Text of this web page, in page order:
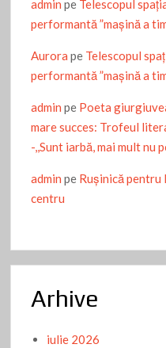
admin pe Telescopul
performantă ”mașină a
Aurora pe Telescopul
performantă ”mașină a
admin pe Poeta
mare succes: Trofeul
-,,Sunt iarbă, mai mult nu
admin pe Ruşinică pentru
centru
Arhive
iulie 2026